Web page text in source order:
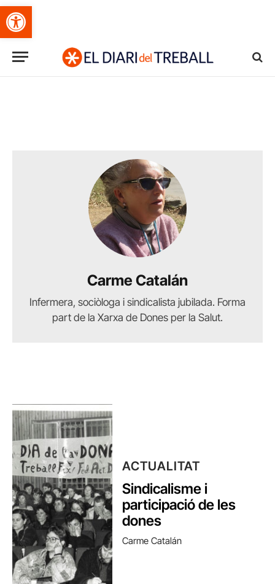
Obre la barra d'eines
Carme Catalán
Infermera, sociòloga i sindicalista jubilada. Forma
part de la Xarxa de Dones per la Salut.
ACTUALITAT
Sindicalisme i
participació de les
dones
Carme Catalán